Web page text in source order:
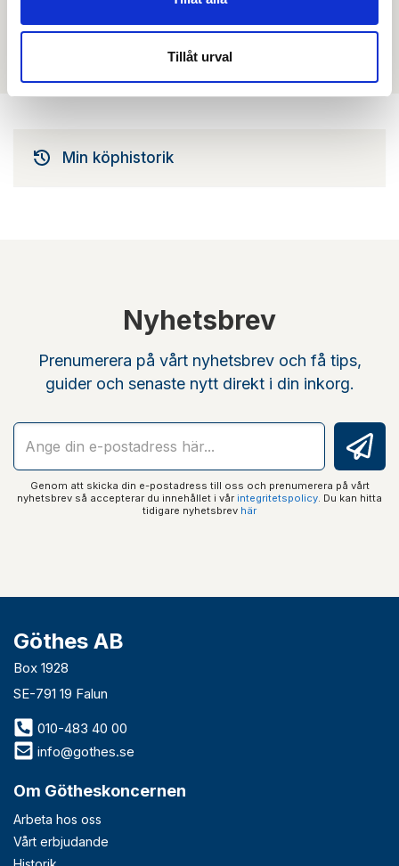
Tillåt urval
Det finns ännu ingen film för denna produkt
Min köphistorik
Nyhetsbrev
Prenumerera på vårt nyhetsbrev och få tips,
guider och senaste nytt direkt i din inkorg.
Genom att skicka din e-postadress till oss och prenumerera på vårt
nyhetsbrev så accepterar du innehållet i vår integritetspolicy. Du kan hitta
tidigare nyhetsbrev här
Göthes AB
Box 1928
SE-791 19 Falun
010-483 40 00
info@gothes.se
Om Götheskoncernen
Arbeta hos oss
Vårt erbjudande